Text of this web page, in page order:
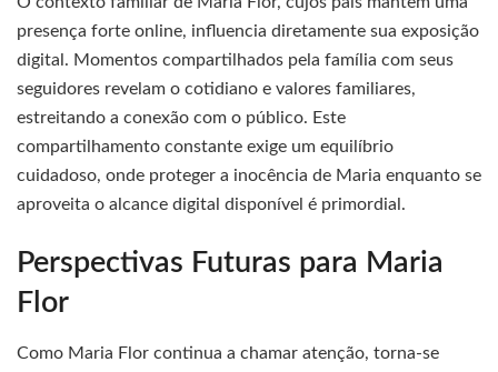
presença forte online, influencia diretamente sua exposição
digital. Momentos compartilhados pela família com seus
seguidores revelam o cotidiano e valores familiares,
estreitando a conexão com o público. Este
compartilhamento constante exige um equilíbrio
cuidadoso, onde proteger a inocência de Maria enquanto se
aproveita o alcance digital disponível é primordial.
Perspectivas Futuras para Maria
Flor
Como Maria Flor continua a chamar atenção, torna-se